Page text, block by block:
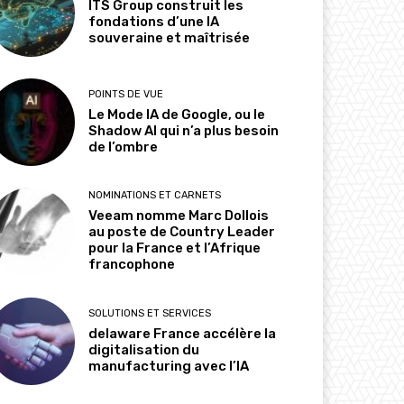
ITS Group construit les
fondations d’une IA
souveraine et maîtrisée
POINTS DE VUE
Le Mode IA de Google, ou le
Shadow AI qui n’a plus besoin
de l’ombre
NOMINATIONS ET CARNETS
Veeam nomme Marc Dollois
au poste de Country Leader
pour la France et l’Afrique
francophone
SOLUTIONS ET SERVICES
delaware France accélère la
digitalisation du
manufacturing avec l’IA